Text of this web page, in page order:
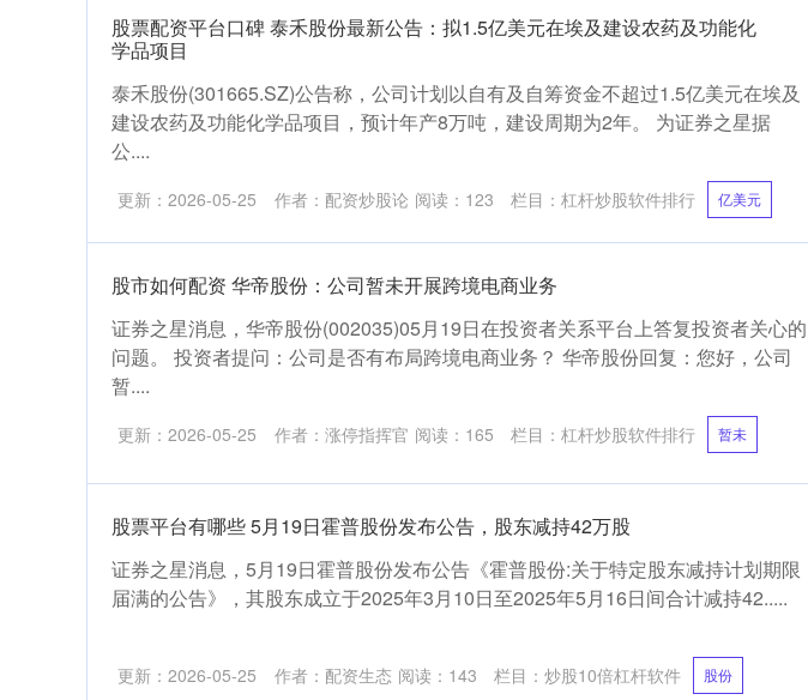
股票配资平台口碑 泰禾股份最新公告：拟1.5亿美元在埃及建设农药及功能化
学品项目
泰禾股份(301665.SZ)公告称，公司计划以自有及自筹资金不超过1.5亿美元在埃及
建设农药及功能化学品项目，预计年产8万吨，建设周期为2年。 为证券之星据
公....
更新：2026-05-25 作者：配资炒股论 阅读： 123 栏目： 杠杆炒股软件排行 亿美元
股市如何配资 华帝股份：公司暂未开展跨境电商业务
证券之星消息，华帝股份(002035)05月19日在投资者关系平台上答复投资者关心的
问题。 投资者提问：公司是否有布局跨境电商业务？ 华帝股份回复：您好，公司
暂....
更新：2026-05-25 作者：涨停指挥官 阅读： 165 栏目： 杠杆炒股软件排行 暂未
股票平台有哪些 5月19日霍普股份发布公告，股东减持42万股
证券之星消息，5月19日霍普股份发布公告《霍普股份:关于特定股东减持计划期限
届满的公告》，其股东成立于2025年3月10日至2025年5月16日间合计减持42.....
更新：2026-05-25 作者：配资生态 阅读： 143 栏目： 炒股10倍杠杆软件 股份